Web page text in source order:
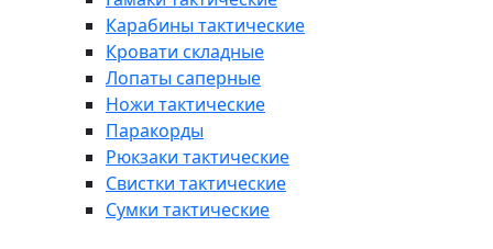
Карабины тактические
Кровати складные
Лопаты саперные
Ножи тактические
Паракорды
Рюкзаки тактические
Свистки тактические
Сумки тактические